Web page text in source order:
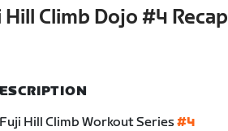
Climb Dojo #4 Recap
Hill Climb Workout Series #4